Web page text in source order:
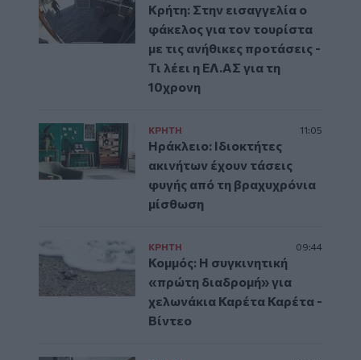
Κρήτη: Στην εισαγγελία ο
φάκελος για τον τουρίστα
με τις ανήθικες προτάσεις -
Τι λέει η ΕΛ.ΑΣ για τη
10χρονη
ΚΡΗΤΗ 11:05
Ηράκλειο: Ιδιοκτήτες
ακινήτων έχουν τάσεις
φυγής από τη βραχυχρόνια
μίσθωση
ΚΡΗΤΗ 09:44
Κομμός: Η συγκινητική
«πρώτη διαδρομή» για
χελωνάκια Καρέτα Καρέτα -
Βίντεο